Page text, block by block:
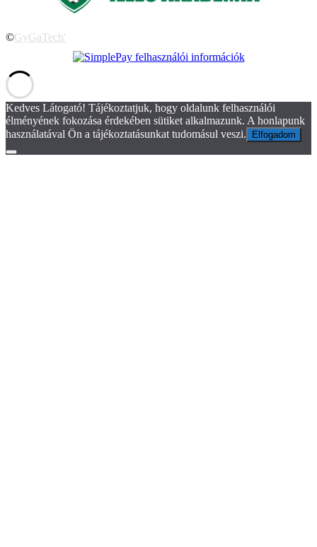
©GyGaTech'
Kedves Látogató! Tájékoztatjuk, hogy oldalunk felhasználói
élményének fokozása érdekében sütiket alkalmazunk. A honlapunk
használatával Ön a tájékoztatásunkat tudomásul veszi.
Elfogadom